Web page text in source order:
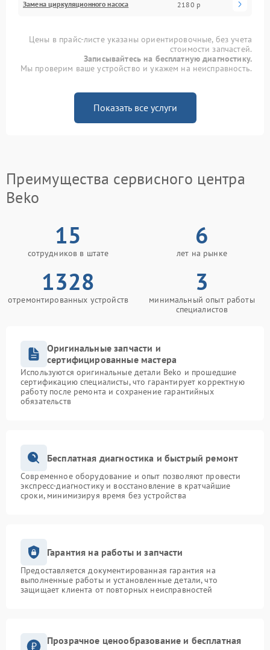
Замена циркуляционного насоса 2180 р
Цены в прайс-листе указаны ориентировочные, без учета
стоимости запчастей.
Записывайтесь на бесплатную диагностику.
Мы проверим ваше устройство и укажем на неисправность.
Показать все услуги
Преимущества сервисного центра
Beko
15
сотрудников в штате
6
лет на рынке
1328
отремонтированных устройств
3
минимальный опыт работы
специалистов
Оригинальные запчасти и
сертифицированные мастера
Используются оригинальные детали Beko и прошедшие
сертификацию специалисты, что гарантирует корректную
работу после ремонта и сохранение гарантийных
обязательств
Бесплатная диагностика и быстрый ремонт
Современное оборудование и опыт позволяют провести
экспресс-диагностику и восстановление в кратчайшие
сроки, минимизируя время без устройства
Гарантия на работы и запчасти
Предоставляется документированная гарантия на
выполненные работы и установленные детали, что
защищает клиента от повторных неисправностей
Прозрачное ценообразование и бесплатная